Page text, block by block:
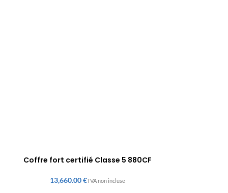
Coffre fort certifié Classe 5 880CF
€